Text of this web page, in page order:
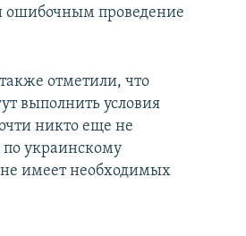
ошибочным проведение
отметили, что
выполнить условия
никто еще не
по украинскому
не имеет необходимых